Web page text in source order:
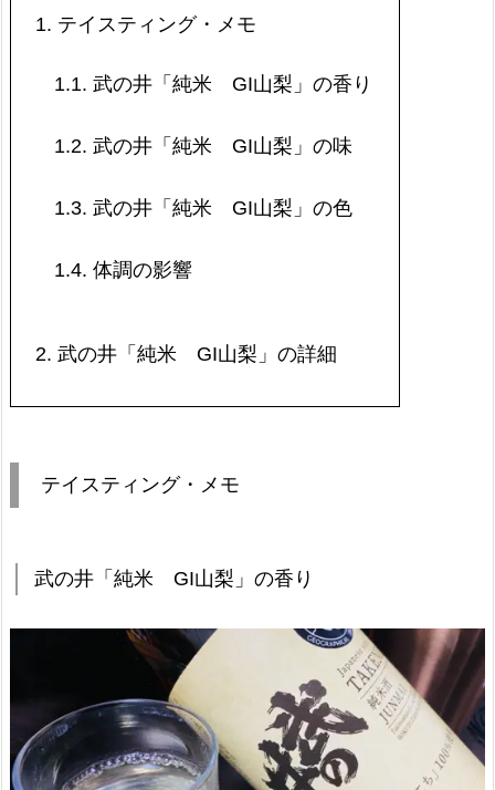
1. テイスティング・メモ
1.1. 武の井「純米 GI山梨」の香り
1.2. 武の井「純米 GI山梨」の味
1.3. 武の井「純米 GI山梨」の色
1.4. 体調の影響
2. 武の井「純米 GI山梨」の詳細
テイスティング・メモ
武の井「純米 GI山梨」の香り